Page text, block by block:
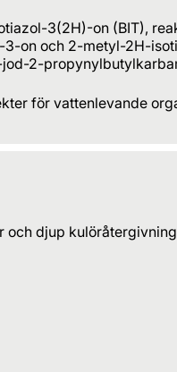
3(2H)-on (BIT),
on och 2-metyl-2H-
2-
för vattenlevande
och djup